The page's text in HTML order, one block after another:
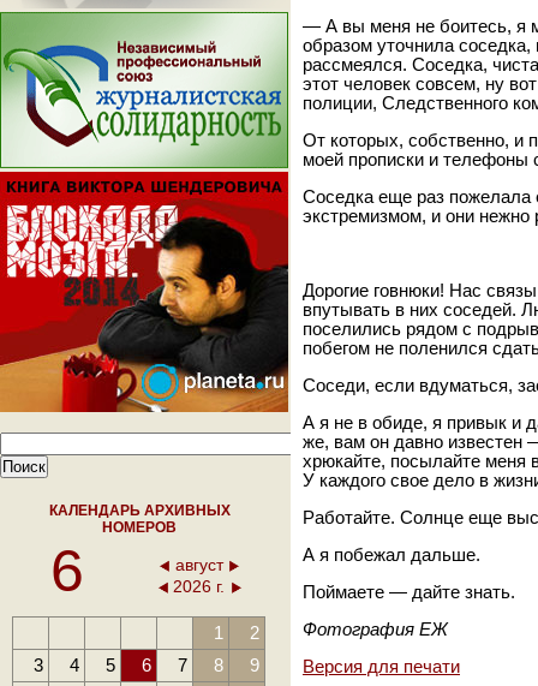
КАЛЕНДАРЬ АРХИВНЫХ
НОМЕРОВ
6
август
2026 г.
1
2
3
4 5 6 7 8
9
— А вы меня не боитесь, я
образом уточнила
рассмеялся. Соседка,
этот человек совсем, ну
полиции, Следственного
От которых, собственно, и
моей прописки и телефоны
Соседка еще раз пожелала
экстремизмом, и они нежно
Дорогие говнюки! Нас
впутывать в них соседей.
поселились рядом с
побегом не поленился
Соседи, если вдуматься,
А я не в обиде, я привык и
же, вам он давно известен
хрюкайте, посылайте меня
У каждого свое дело в
Работайте. Солнце еще
А я побежал дальше.
Поймаете — дайте знать.
Фотография ЕЖ
Версия для печати